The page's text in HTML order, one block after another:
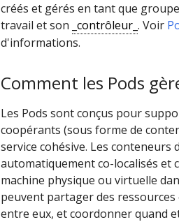
créés et gérés en tant que
travail et son _contrôleur_ . Voir
d'informations.
Comment les Pods
Les Pods sont conçus pour
coopérants (sous forme de
service cohésive. Les conteneurs
automatiquement co-localisés et
machine physique ou virtuelle
peuvent partager des
entre eux, et coordonner quand